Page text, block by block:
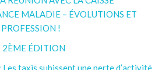
MALADIE – ÉVOLUTIONS ET
!
2ÈME ÉDITION
Les taxis subissent une perte d’activité